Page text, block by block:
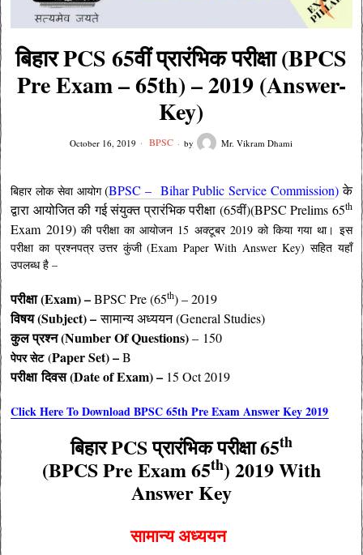
बिहार PCS 65वीं प्रारंभिक परीक्षा (BPCS
Pre Exam – 65th) – 2019 (Answer-
Key)
October 16, 2019 BPSC by Mr. Vikram Dhami
बिहार लोक सेवा आयोग(BPSC – Bihar Public Service Commission)के
द्वारा आयोजित की गई संयुक्त प्रारंभिक परीक्षा (65वीं)(BPSC Prelims 65th
Exam 2019) की परीक्षा का आयोजन 15 अक्टूबर 2019 को किया गया था। इस
परीक्षा का प्रश्नपत्र उत्तर कुंजी (Exam Paper With Answer Key) सहित यहाँ
उपलब्ध है –
परीक्षा (Exam) –BPSC Pre (65th) – 2019
विषय (Subject) –सामान्य अध्ययन (General Studies)
कुल प्रश्न (Number Of Questions)– 150
पेपर सेट (Paper Set) –B
परीक्षादिवस (Date of Exam)– 15 Oct 2019
Click Here To Download BPSC 65th Pre Exam Answer Key 2019
बिहार PCS प्रारंभिक परीक्षा 65th
(BPCS Pre Exam 65th) 2019 With
Answer Key
सामान्य अध्ययन